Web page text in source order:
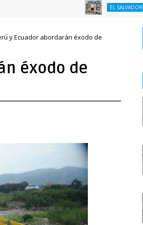
EL SALVADOR
y Ecuador abordarán éxodo de
éxodo de